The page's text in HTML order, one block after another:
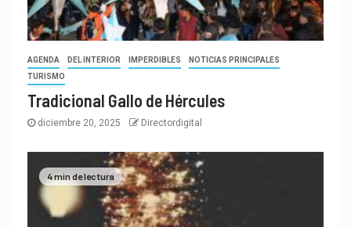
AGENDA DEL INTERIOR IMPERDIBLES
NOTICIAS PRINCIPALES
TURISMO
Tradicional Gallo de Hércules
diciembre 20, 2025 Directordigital
4 min de lectura